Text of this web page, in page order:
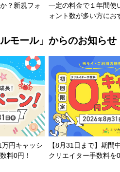
？新規フォ
一定の料金で１年間使
ォント数が多い方にお
モール」からのお知らせ
万円キャッシ
料0円！
【8月31日まで】期間
クリエイター手数料を